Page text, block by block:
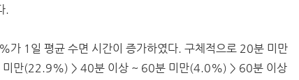
.
가 1일 평균 수면 시간이 증가하였다. 구체적으로 20분 미만
만(22.9%) > 40분 이상 ~ 60분 미만(4.0%) > 60분 이상